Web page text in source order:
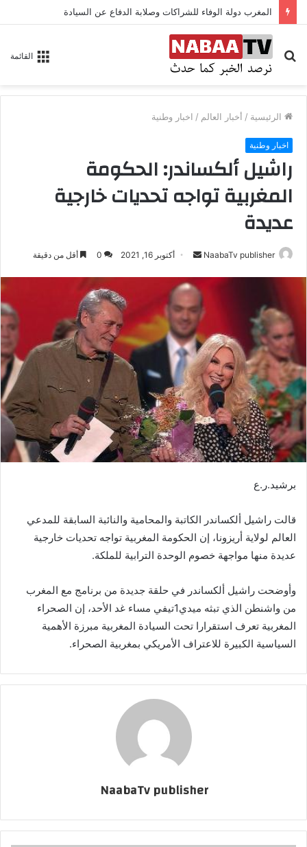
المغرب دولة الوفاء للشراكات وصلابة الدفاع عن السيادة
القائمة
بحث
عن
الرئيسية / أخبار العالم / اخبار وطنية
اخبار وطنية
راشيل ألكساندر: الحكومة
المغربية تواجه تحديات خارجية
عديدة
NaabaTv publisher
س
ل
ب
ر
ي
د
ا
إ
ل
ك
ت
ي
ا
أكتوبر 16, 2021 0 أقل من دقيقة
برشيد.ر.ع
قالت راشيل ألكساندر الكاتبة والمحامية والنائبة السابقة للمدعي
العالم لولاية أريزونا، إن الحكومة المغربية تواجه تحديات خارجية
عديدة منها مواجهة خصوم الوحدة الترابية للملكة.
وأوضحت راشيل ألكساندر في حلقة جديدة من برنامج مع المغرب
من واشنطن الذي تبثه ميدي1تيفي مساء غد الأحد، إن الصحراء
المغربية تعرف استقرارا تحت السيادة المغربية مبرزة الأهمية
السياسية الكبيرة للاعتراف الأمريكي بمغربية الصحراء.
NaabaTv publisher